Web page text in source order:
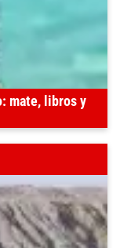
mate, libros y